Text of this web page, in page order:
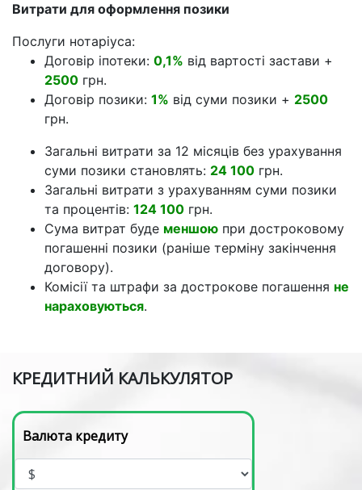
Витрати для оформлення позики
Послуги нотаріуса:
Договір іпотеки: 0,1% від вартості застави +
2500 грн.
Договір позики: 1% від суми позики + 2500
грн.
Загальні витрати за 12 місяців без урахування
суми позики становлять: 24 100 грн.
Загальні витрати з урахуванням суми позики
та процентів: 124 100 грн.
Сума витрат буде меншою при достроковому
погашенні позики (раніше терміну закінчення
договору).
Комісії та штрафи за дострокове погашення не
нараховуються.
КРЕДИТНИЙ КАЛЬКУЛЯТОР
Валюта кредиту